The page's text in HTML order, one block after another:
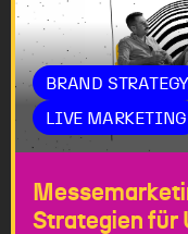
BRAND STRATEGY
LIVE MARKETING
Strategien für